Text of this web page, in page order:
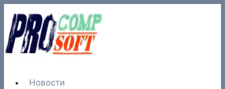
Перейти
содержимому
Новости